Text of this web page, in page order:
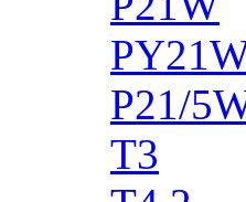
P21/
T3